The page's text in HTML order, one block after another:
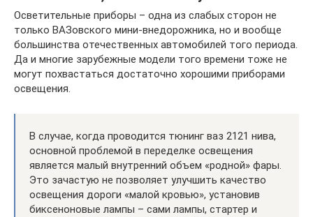
Осветительные приборы – одна из слабых сторон не
только ВАЗовского мини-внедорожника, но и вообще
большинства отечественных автомобилей того периода.
Да и многие зарубежные модели того времени тоже не
могут похвастаться достаточно хорошими приборами
освещения.
В случае, когда проводится тюнинг ваз 2121 нива,
основной проблемой в переделке освещения
является малый внутренний объем «родной» фары.
Это зачастую не позволяет улучшить качество
освещения дороги «малой кровью», установив
биксеноновые лампы – сами лампы, стартер и